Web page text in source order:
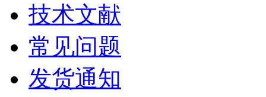
技术文献
常见问题
发货通知